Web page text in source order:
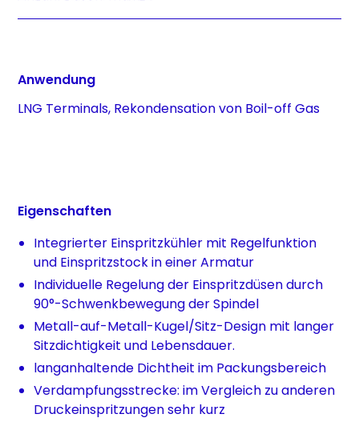
Anwendung
LNG Terminals, Rekondensation von Boil-off Gas
Eigenschaften
Integrierter Einspritzkühler mit Regelfunktion
und Einspritzstock in einer Armatur
Individuelle Regelung der Einspritzdüsen durch
90°-Schwenkbewegung der Spindel
Metall-auf-Metall-Kugel/Sitz-Design mit langer
Sitzdichtigkeit und Lebensdauer.
langanhaltende Dichtheit im Packungsbereich
Verdampfungsstrecke: im Vergleich zu anderen
Druckeinspritzungen sehr kurz